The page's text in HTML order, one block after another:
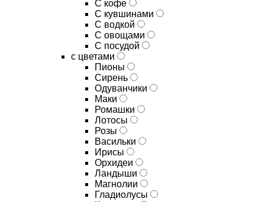
C кофе
C кувшинами
C водкой
C овощами
C посудой
с цветами
Пионы
Сирень
Одуванчики
Маки
Ромашки
Лотосы
Розы
Васильки
Ирисы
Орхидеи
Ландыши
Магнолии
Гладиолусы